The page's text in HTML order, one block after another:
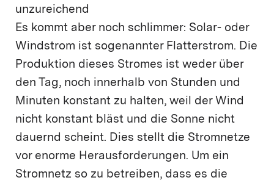
unzureichend
Es kommt aber noch schlimmer: Solar- oder
Windstrom ist sogenannter Flatterstrom. Die
Produktion dieses Stromes ist weder über
den Tag, noch innerhalb von Stunden und
Minuten konstant zu halten, weil der Wind
nicht konstant bläst und die Sonne nicht
dauernd scheint. Dies stellt die Stromnetze
vor enorme Herausforderungen. Um ein
Stromnetz so zu betreiben, dass es die